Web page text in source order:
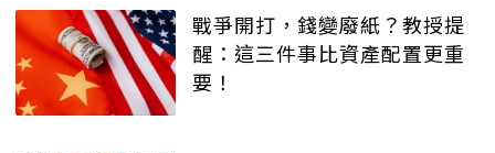
戰爭開打，錢變廢紙？教授提
醒：這三件事比資產配置更重
要！